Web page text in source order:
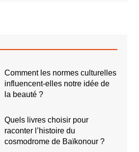
Comment les normes culturelles
influencent-elles notre idée de
la beauté ?
Quels livres choisir pour
raconter l’histoire du
cosmodrome de Baïkonour ?